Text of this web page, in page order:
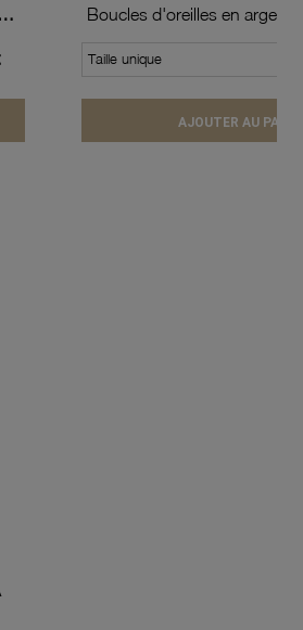
Pendentif en or jaune, plaque rectangulaire
Taille unique
AJOUTER AU